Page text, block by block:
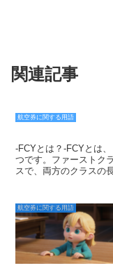
関連記事
航空券に関する用語
-FCYとは？-FCYとは
つです。ファーストク
スで、両方のクラスの
ラスよりも快適に過ご
料金は抑えられていま
格でありながら、エコ
ため、ビジネス旅行や
FCYの座席は、ファー
です。座席幅はエコノ
航空券に関する用語